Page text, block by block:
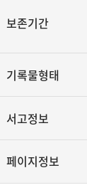
보존기간
기록물형태
서고정보
페이지정보